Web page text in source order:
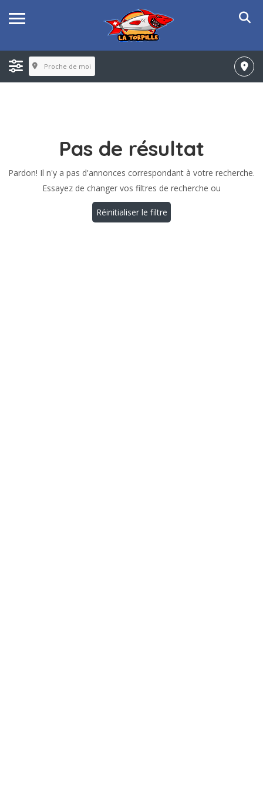
Proche de moi
Pas de résultat
Pardon! Il n'y a pas d'annonces correspondant à votre recherche.
Essayez de changer vos filtres de recherche ou
Réinitialiser le filtre